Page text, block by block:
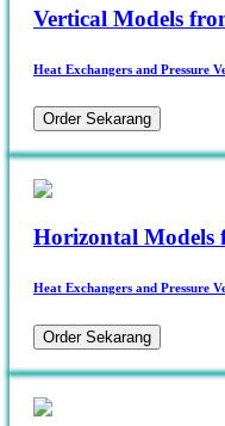
Vertical Models
Heat Exchangers and Pressure
Order Sekarang
Horizontal Models
Heat Exchangers and Pressure
Order Sekarang